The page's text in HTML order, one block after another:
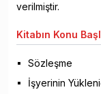
verilmiştir.
Kitabın Konu
Sözleşme
İşyerinin